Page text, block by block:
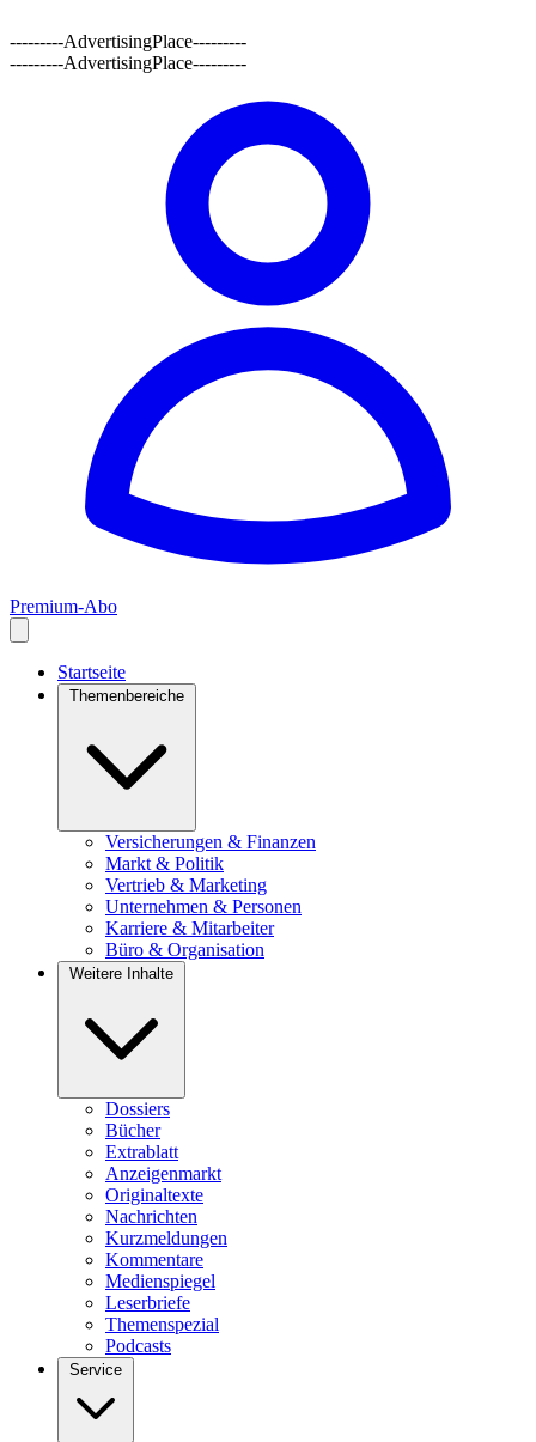
---------AdvertisingPlace---------
---------AdvertisingPlace---------
Premium-Abo
Startseite
Themenbereiche
Versicherungen & Finanzen
Markt & Politik
Vertrieb & Marketing
Unternehmen & Personen
Karriere & Mitarbeiter
Büro & Organisation
Weitere Inhalte
Dossiers
Bücher
Extrablatt
Anzeigenmarkt
Originaltexte
Nachrichten
Kurzmeldungen
Kommentare
Medienspiegel
Leserbriefe
Themenspezial
Podcasts
Service